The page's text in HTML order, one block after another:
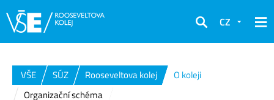
Hledat
CZ
VŠE SÚZ Rooseveltova kolej
O koleji
Organizační schéma